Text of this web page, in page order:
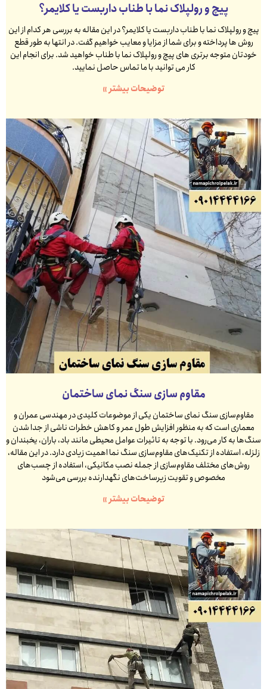
پیچ و رولپلاک نما با طناب داربست یا کلایمر؟
پیچ و رولپلاک نما با طناب داربست یا کلایمر؟ در این مقاله به بررسی هر کدام از این
روش ها پرداخته و برای شما از مزایا و معایب خواهیم گفت. در انتها به طور قطع
خودتان متوجه برتری های پیچ و رولپلاک نما با طناب خواهید شد. برای انجام این
کار می توانید با ما تماس حاصل نمایید.
توضیحات بیشتر »
مقاوم سازی سنگ نمای ساختمان
مقاوم‌سازی سنگ نمای ساختمان یکی از موضوعات کلیدی در مهندسی عمران و
معماری است که به منظور افزایش طول عمر و کاهش خطرات ناشی از جدا شدن
سنگ‌ها به کار می‌رود. با توجه به تاثیرات عوامل محیطی مانند باد، باران، یخبندان و
زلزله، استفاده از تکنیک‌های مقاوم‌سازی سنگ نما اهمیت زیادی دارد. در این مقاله،
روش‌های مختلف مقاوم‌سازی از جمله نصب مکانیکی، استفاده از چسب‌های
مخصوص و تقویت زیرساخت‌های نگهدارنده بررسی می‌شود
توضیحات بیشتر »